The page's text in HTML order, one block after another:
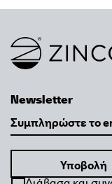
Link to homepage
Newsletter